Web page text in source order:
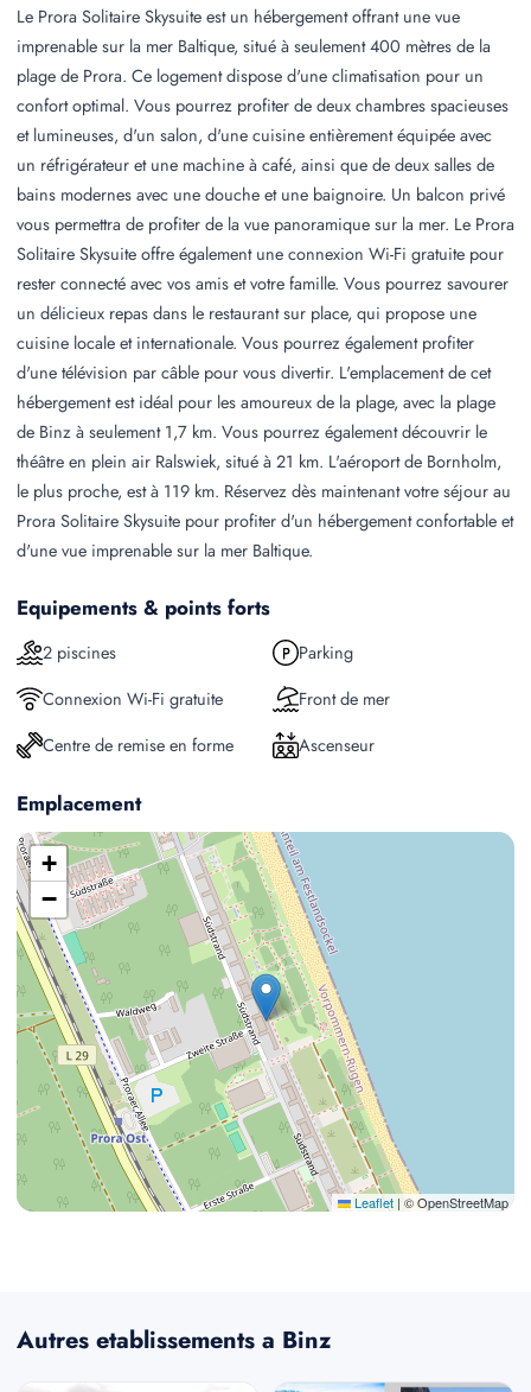
Le Prora Solitaire Skysuite est un hébergement offrant une vue
imprenable sur la mer Baltique, situé à seulement 400 mètres de la
plage de Prora. Ce logement dispose d'une climatisation pour un
confort optimal. Vous pourrez profiter de deux chambres spacieuses
et lumineuses, d'un salon, d'une cuisine entièrement équipée avec
un réfrigérateur et une machine à café, ainsi que de deux salles de
bains modernes avec une douche et une baignoire. Un balcon privé
vous permettra de profiter de la vue panoramique sur la mer. Le Prora
Solitaire Skysuite offre également une connexion Wi-Fi gratuite pour
rester connecté avec vos amis et votre famille. Vous pourrez savourer
un délicieux repas dans le restaurant sur place, qui propose une
cuisine locale et internationale. Vous pourrez également profiter
d'une télévision par câble pour vous divertir. L'emplacement de cet
hébergement est idéal pour les amoureux de la plage, avec la plage
de Binz à seulement 1,7 km. Vous pourrez également découvrir le
théâtre en plein air Ralswiek, situé à 21 km. L'aéroport de Bornholm,
le plus proche, est à 119 km. Réservez dès maintenant votre séjour au
Prora Solitaire Skysuite pour profiter d'un hébergement confortable et
d'une vue imprenable sur la mer Baltique.
Equipements & points forts
2 piscines
Parking
Connexion Wi-Fi gratuite
Front de mer
Centre de remise en forme
Ascenseur
Emplacement
+
−
Leaflet | © OpenStreetMap
Autres etablissements a Binz